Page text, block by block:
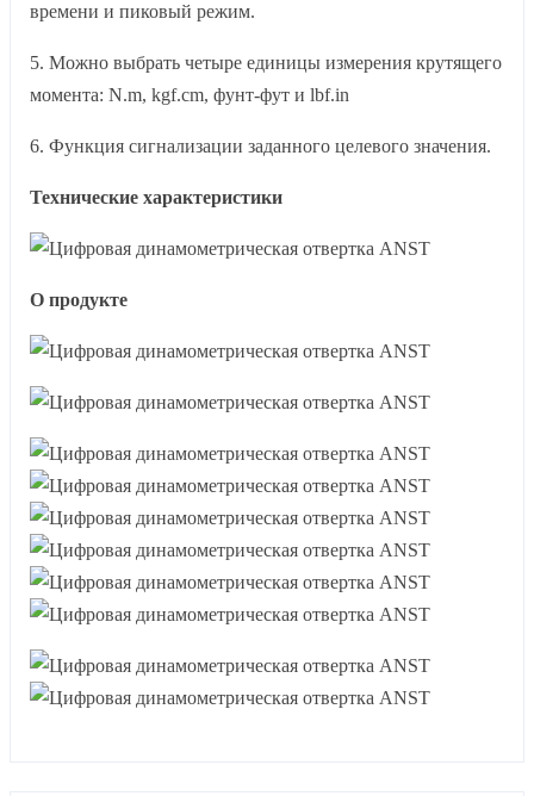
времени и пиковый режим.
5. Можно выбрать четыре единицы измерения крутящего
момента: N.m, kgf.cm, фунт-фут и lbf.in
6. Функция сигнализации заданного целевого значения.
Технические характеристики
О продукте